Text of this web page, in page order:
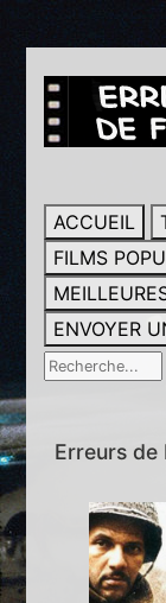
ACCUEIL
FILMS
ENVOYER
Erreurs de